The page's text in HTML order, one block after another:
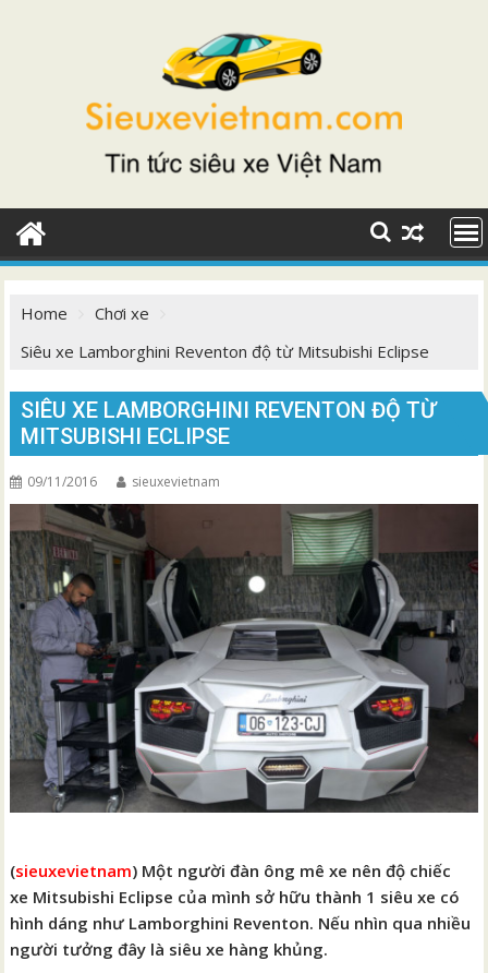
Home
Chơi xe
Siêu xe Lamborghini Reventon độ từ Mitsubishi Eclipse
SIÊU XE LAMBORGHINI REVENTON ĐỘ TỪ
MITSUBISHI ECLIPSE
09/11/2016 sieuxevietnam
(sieuxevietnam) Một người đàn ông mê xe nên độ chiếc
xe Mitsubishi Eclipse của mình sở hữu thành 1 siêu xe có
hình dáng như Lamborghini Reventon. Nếu nhìn qua nhiều
người tưởng đây là siêu xe hàng khủng.